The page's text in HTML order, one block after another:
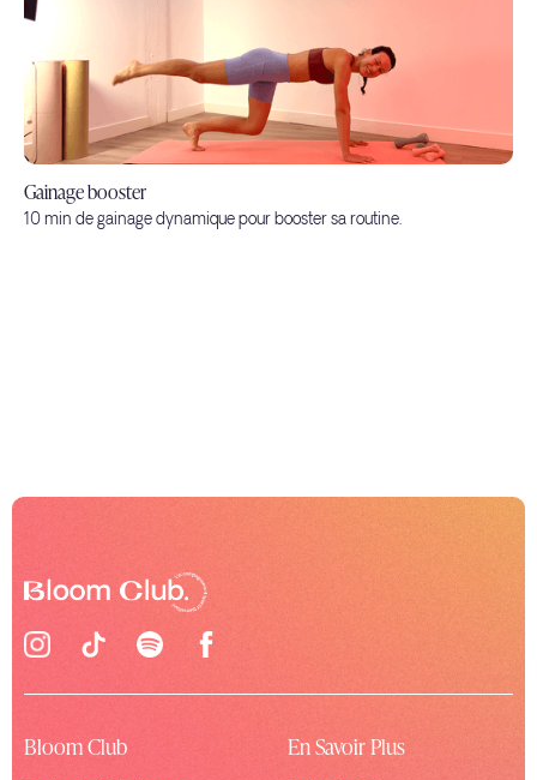
Gainage booster
10 min de gainage dynamique pour booster sa routine.
Bloom Club En Savoir Plus